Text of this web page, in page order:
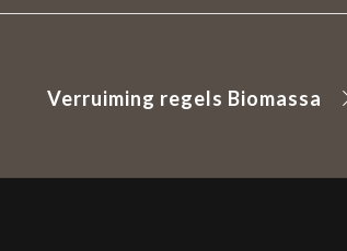
Verruiming regels Biomassa